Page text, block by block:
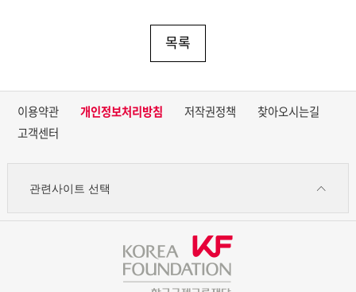
목록
이용약관 개인정보처리방침 저작권정책
찾아오시는길
고객센터
관련사이트 선택